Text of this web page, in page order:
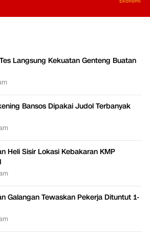
Langsung Kekuatan Genteng Buatan
Bansos Dipakai Judol Terbanyak
Heli Sisir Lokasi Kebakaran KMP
Galangan Tewaskan Pekerja Dituntut 1-